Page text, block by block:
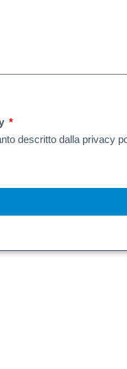
descritto dalla privacy